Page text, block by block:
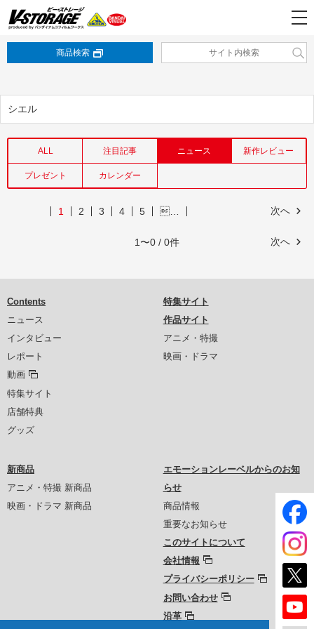
商品検索
シエル
ALL 注目記事 ニュース 新作レビュー
プレゼント カレンダー
次へ
1 2 3 4 5 …
次へ
1〜0 / 0件
Contents
ニュース
インタビュー
レポート
動画
特集サイト
店舗特典
グッズ
特集サイト
作品サイト
アニメ・特撮
映画・ドラマ
新商品
アニメ・特撮 新商品
映画・ドラマ 新商品
エモーションレーベルからのお知
らせ
商品情報
重要なお知らせ
このサイトについて
会社情報
プライバシーポリシー
お問い合わせ
沿革